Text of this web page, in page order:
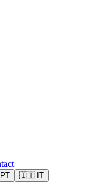
PT 🇮🇹 IT